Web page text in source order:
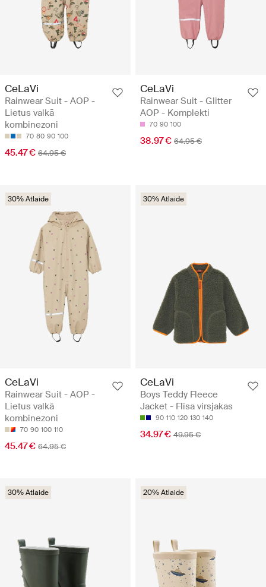
CeLaVi
Rainwear Suit - AOP -
Lietus valkā
kombinezoni
70 80 90 100
45.47 € 64.95 €
CeLaVi
Rainwear Suit - Glitter
AOP - Komplekti
70 90 100
38.97 € 64.95 €
30% Atlaide
CeLaVi
Rainwear Suit - AOP -
Lietus valkā
kombinezoni
70 90 100 110
45.47 € 64.95 €
30% Atlaide
CeLaVi
Boys Teddy Fleece
Jacket - Flīsa virsjakas
90 110 120 130 140
34.97 € 49.95 €
30% Atlaide 20% Atlaide